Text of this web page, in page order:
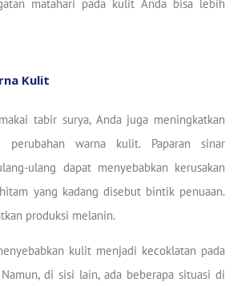
matahari pada kulit Anda bisa lebih
Kulit
tabir surya, Anda juga meningkatkan
perubahan warna kulit. Paparan sinar
ulang dapat menyebabkan kerusakan
yang kadang disebut bintik penuaan.
produksi melanin.
kulit menjadi kecoklatan pada
di sisi lain, ada beberapa situasi di